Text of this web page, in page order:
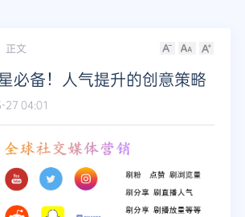
正文
必备！人气提升的创意策略
27 04:01